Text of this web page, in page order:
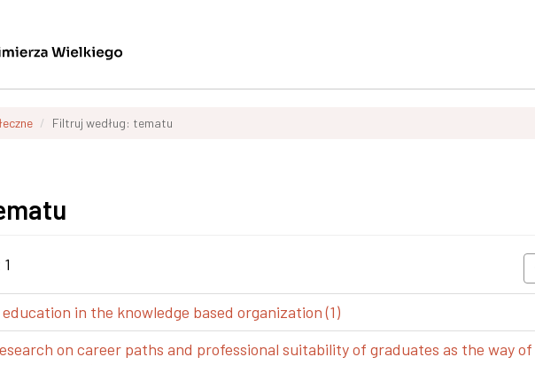
Filtruj według: tematu
in the knowledge based organization (1)
on career paths and professional suitability of graduates as the way of